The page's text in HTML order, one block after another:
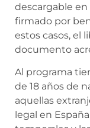
descargable
firmado por
estos casos, el
documento
Al programa
de 18 años de
aquellas
legal en